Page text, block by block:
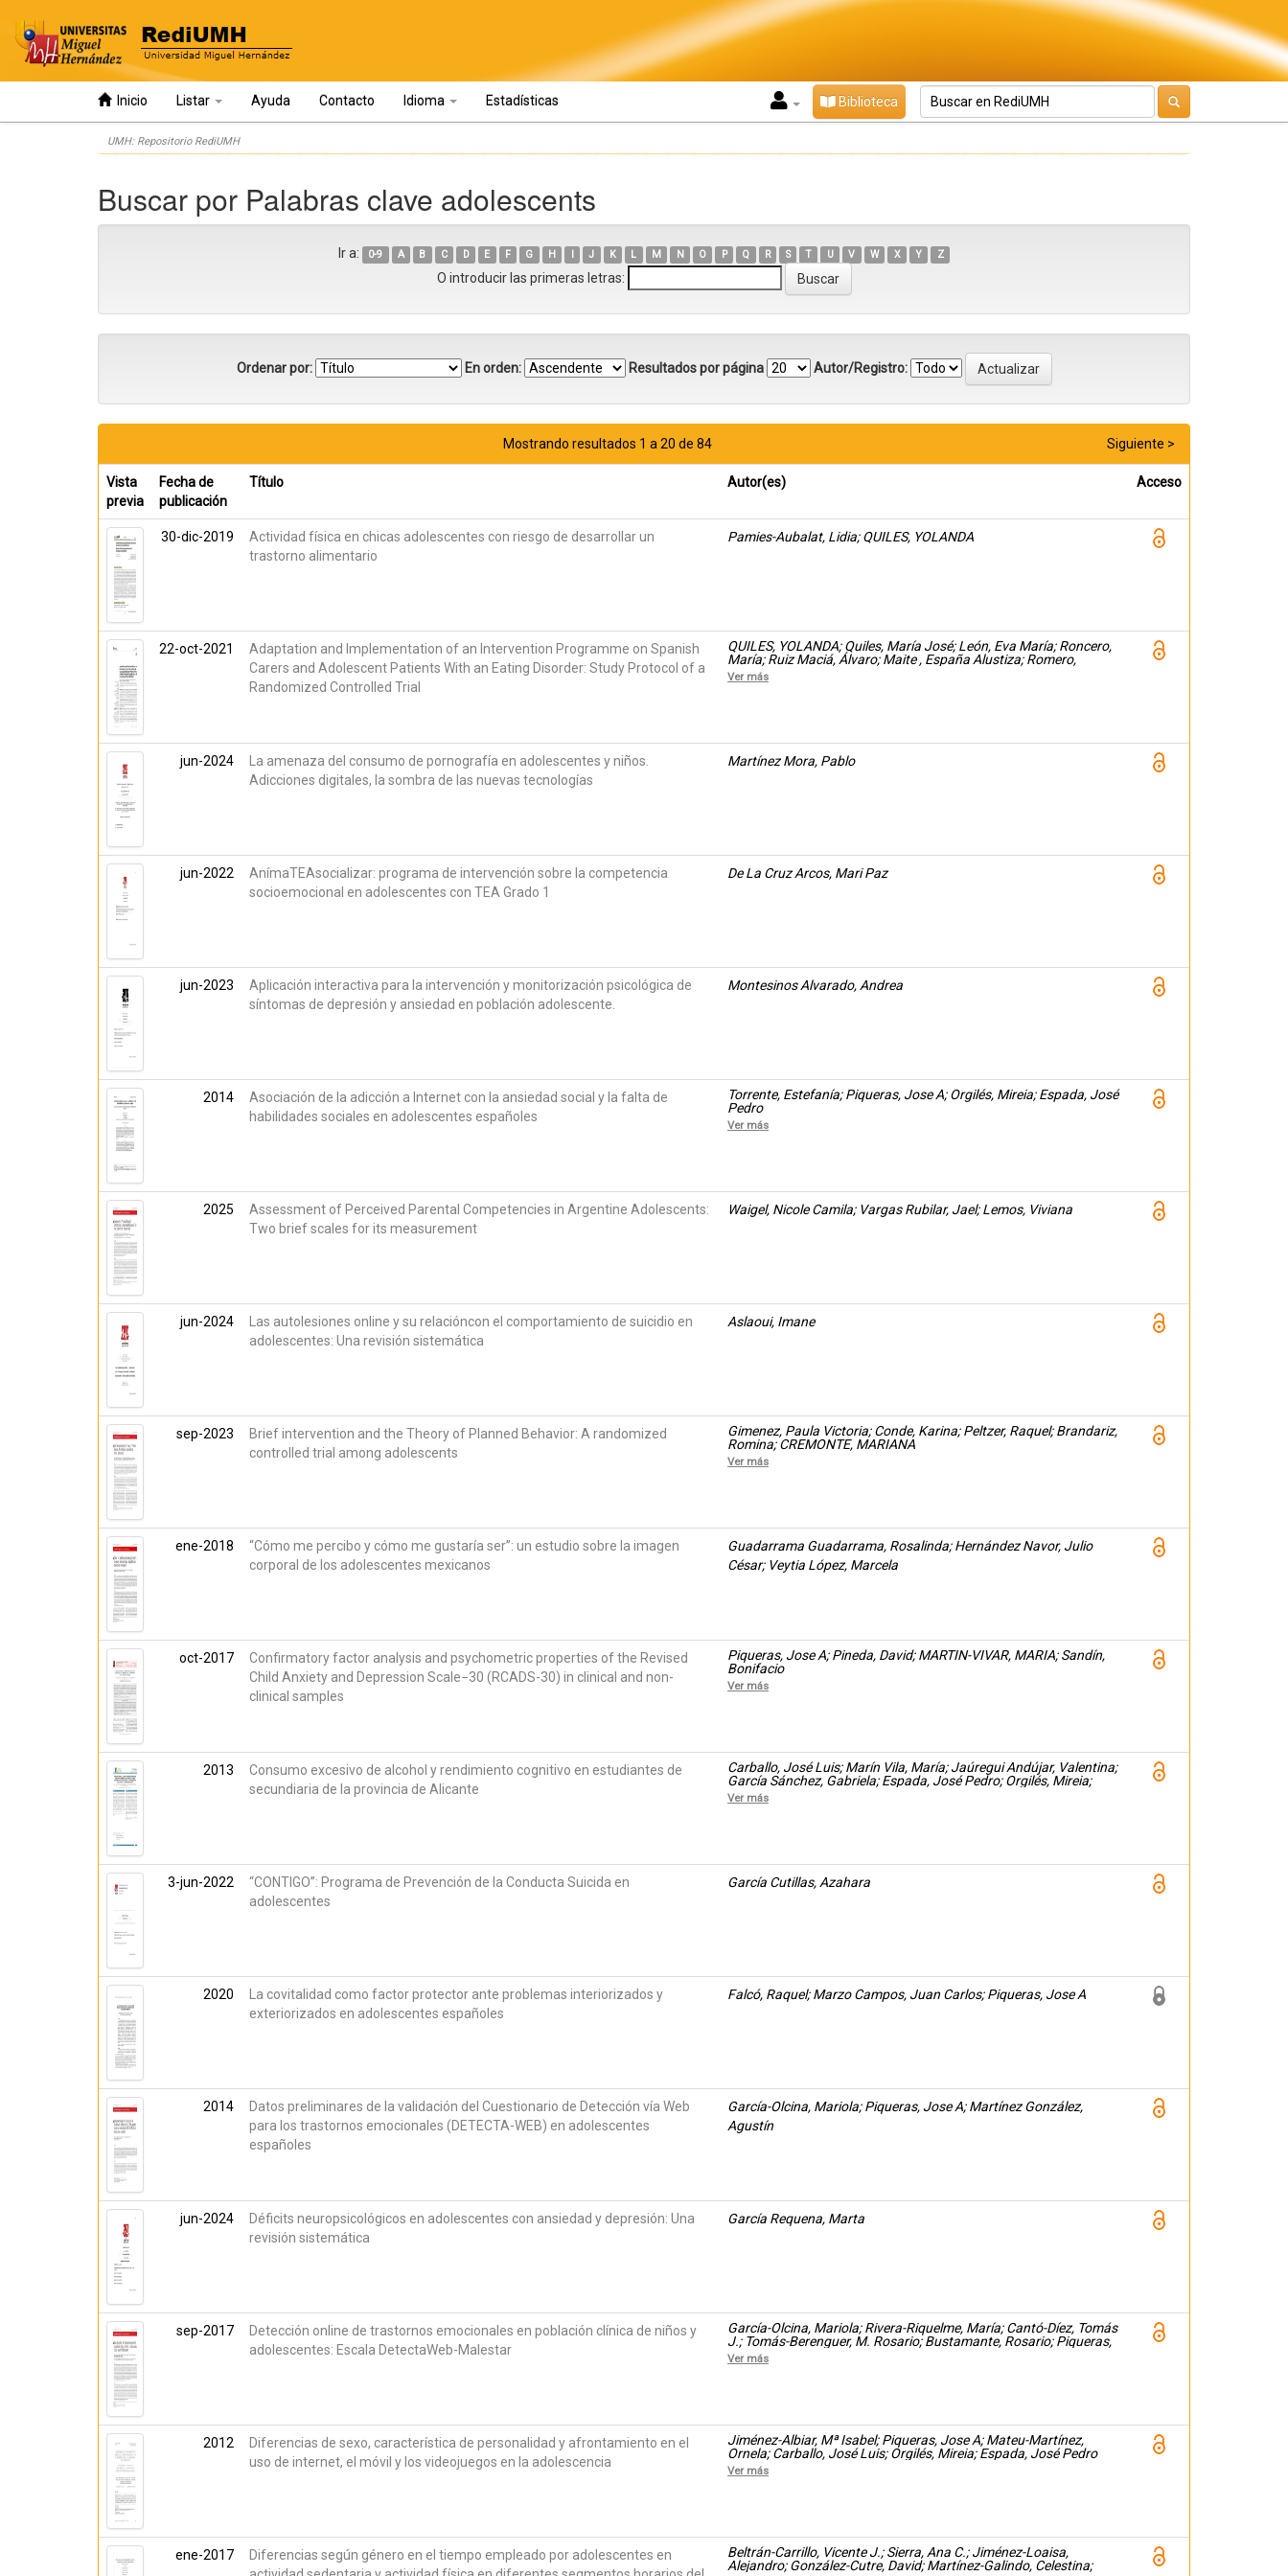
Inicio Listar Ayuda Contacto Idioma Estadísticas Biblioteca
UMH: Repositorio RediUMH
Buscar por Palabras clave adolescents
Ir a: 0-9 A B C D E F G H I J K L M N O P Q R S T U V W X Y Z
O introducir las primeras letras:
Ordenar por: En orden: Resultados por página Autor/Registro:
Mostrando resultados 1 a 20 de 84 Siguiente >
Vista
previa
Fecha de
publicación
Título Autor(es) Acceso
30-dic-2019
Actividad física en chicas adolescentes con riesgo de desarrollar un
trastorno alimentario
Pamies-Aubalat, Lidia; QUILES, YOLANDA
22-oct-2021
Adaptation and Implementation of an Intervention Programme on Spanish
Carers and Adolescent Patients With an Eating Disorder: Study Protocol of a
Randomized Controlled Trial
QUILES, YOLANDA; Quiles, María José; León, Eva María; Roncero,
María; Ruiz Maciá, Álvaro; Maite , España Alustiza; Romero,
Cristina; Elvira Cruañes, Vicente
Ver más
jun-2024
La amenaza del consumo de pornografía en adolescentes y niños.
Adicciones digitales, la sombra de las nuevas tecnologías
Martínez Mora, Pablo
jun-2022
AnímaTEAsocializar: programa de intervención sobre la competencia
socioemocional en adolescentes con TEA Grado 1
De La Cruz Arcos, Mari Paz
jun-2023
Aplicación interactiva para la intervención y monitorización psicológica de
síntomas de depresión y ansiedad en población adolescente.
Montesinos Alvarado, Andrea
2014
Asociación de la adicción a Internet con la ansiedad social y la falta de
habilidades sociales en adolescentes españoles
Torrente, Estefanía; Piqueras, Jose A; Orgilés, Mireia; Espada, José
Pedro
Ver más
2025
Assessment of Perceived Parental Competencies in Argentine Adolescents:
Two brief scales for its measurement
Waigel, Nicole Camila; Vargas Rubilar, Jael; Lemos, Viviana
jun-2024
Las autolesiones online y su relacióncon el comportamiento de suicidio en
adolescentes: Una revisión sistemática
Aslaoui, Imane
sep-2023
Brief intervention and the Theory of Planned Behavior: A randomized
controlled trial among adolescents
Gimenez, Paula Victoria; Conde, Karina; Peltzer, Raquel; Brandariz,
Romina; CREMONTE, MARIANA
Ver más
ene-2018
“Cómo me percibo y cómo me gustaría ser”: un estudio sobre la imagen
corporal de los adolescentes mexicanos
Guadarrama Guadarrama, Rosalinda; Hernández Navor, Julio
César; Veytia López, Marcela
oct-2017
Confirmatory factor analysis and psychometric properties of the Revised
Child Anxiety and Depression Scale−30 (RCADS-30) in clinical and non-
clinical samples
Piqueras, Jose A; Pineda, David; MARTIN-VIVAR, MARIA; Sandín,
Bonifacio
Ver más
2013
Consumo excesivo de alcohol y rendimiento cognitivo en estudiantes de
secundiaria de la provincia de Alicante
Carballo, José Luis; Marín Vila, María; Jaúregui Andújar, Valentina;
García Sánchez, Gabriela; Espada, José Pedro; Orgilés, Mireia;
Piqueras, Jose A
Ver más
3-jun-2022
“CONTIGO”: Programa de Prevención de la Conducta Suicida en
adolescentes
García Cutillas, Azahara
2020
La covitalidad como factor protector ante problemas interiorizados y
exteriorizados en adolescentes españoles
Falcó, Raquel; Marzo Campos, Juan Carlos; Piqueras, Jose A
2014
Datos preliminares de la validación del Cuestionario de Detección vía Web
para los trastornos emocionales (DETECTA-WEB) en adolescentes
españoles
García-Olcina, Mariola; Piqueras, Jose A; Martínez González,
Agustín
jun-2024
Déficits neuropsicológicos en adolescentes con ansiedad y depresión: Una
revisión sistemática
García Requena, Marta
sep-2017
Detección online de trastornos emocionales en población clínica de niños y
adolescentes: Escala DetectaWeb-Malestar
García-Olcina, Mariola; Rivera-Riquelme, María; Cantó-Díez, Tomás
J.; Tomás-Berenguer, M. Rosario; Bustamante, Rosario; Piqueras,
Jose A
Ver más
2012
Diferencias de sexo, característica de personalidad y afrontamiento en el
uso de internet, el móvil y los videojuegos en la adolescencia
Jiménez-Albiar, Mª Isabel; Piqueras, Jose A; Mateu-Martínez,
Ornela; Carballo, José Luis; Orgilés, Mireia; Espada, José Pedro
Ver más
ene-2017
Diferencias según género en el tiempo empleado por adolescentes en
Beltrán-Carrillo, Vicente J.; Sierra, Ana C.; Jiménez-Loaisa,
Alejandro; González-Cutre, David; Martínez-Galindo, Celestina;